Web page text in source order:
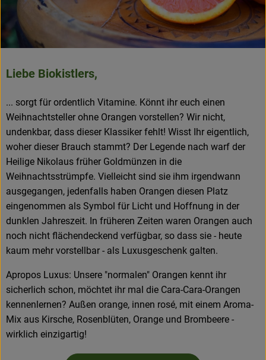
Frisches
Angebote & Neues
Getränke
Jobkiste
Über Grünland
Service
Liebe Biokistlers,
... sorgt für ordentlich Vitamine. Könnt ihr euch einen
Weihnachtsteller ohne Orangen vorstellen? Wir nicht,
undenkbar, dass dieser Klassiker fehlt! Wisst Ihr eigentlich,
woher dieser Brauch stammt? Der Legende nach warf der
Heilige Nikolaus früher Goldmünzen in die
Weihnachtsstrümpfe. Vielleicht sind sie ihm irgendwann
ausgegangen, jedenfalls haben Orangen diesen Platz
eingenommen als Symbol für Licht und Hoffnung in der
dunklen Jahreszeit. In früheren Zeiten waren Orangen auch
noch nicht flächendeckend verfügbar, so dass sie - heute
kaum mehr vorstellbar - als Luxusgeschenk galten.
Apropos Luxus: Unsere "normalen" Orangen kennt ihr
sicherlich schon, möchtet ihr mal die Cara-Cara-Orangen
kennenlernen? Außen orange, innen rosé, mit einem Aroma-
Mix aus Kirsche, Rosenblüten, Orange und Brombeere -
wirklich einzigartig!